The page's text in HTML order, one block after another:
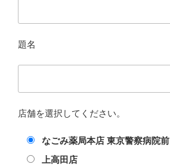
題名
店舗を選択してください。
なごみ薬局本店 東京警察病院前
上高田店